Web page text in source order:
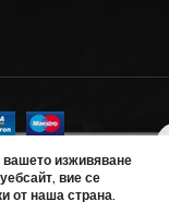
изживяване
вие се
от наша страна.